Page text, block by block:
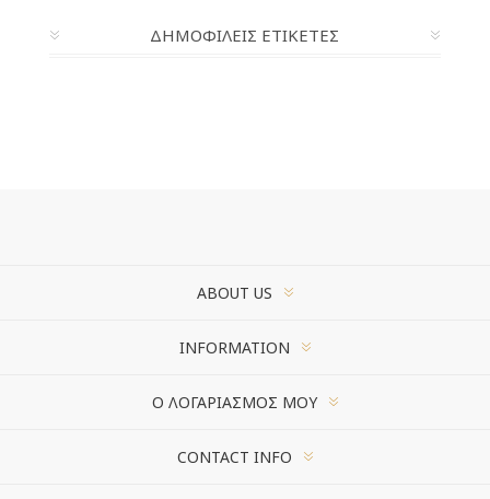
ΔΗΜΟΦΙΛΕΙΣ ΕΤΙΚΕΤΕΣ
ABOUT US
INFORMATION
Ο ΛΟΓΑΡΙΑΣΜΌΣ ΜΟΥ
CONTACT INFO